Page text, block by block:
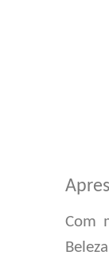
Com